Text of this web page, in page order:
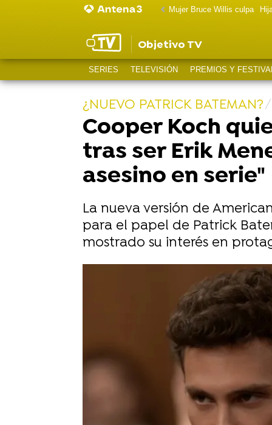
Mujer Bruce Willis culpa
Objetivo TV
SERIES TELEVISIÓN PREMIOS Y
¿NUEVO PATRICK BATEMAN?
Cooper Koch
tras ser Erik
asesino en serie"
La nueva versión de
para el papel de Patrick
mostrado su interés en
Cooper Koch, impactado por la